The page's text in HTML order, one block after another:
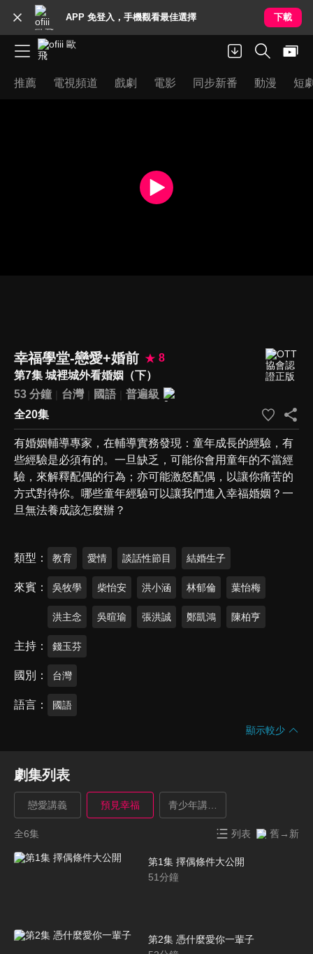
APP 免登入，手機觀看最佳選擇 下載
推薦 電視頻道 戲劇 電影 同步新番 動漫 短
幸福學堂-戀愛+婚前
8
第7集 城裡城外看婚姻（下）
53 分鐘
台灣 國語
普遍級
全20集
有婚姻輔導專家，在輔導實務發現：童年成長的經驗，有
些經驗是必須有的。一旦缺乏，可能你會用童年的不當經
驗，來解釋配偶的行為；亦可能激怒配偶，以讓你痛苦的
方式對待你。哪些童年經驗可以讓我們進入幸福婚姻？一
旦無法養成該怎麼辦？
類型 教育 愛情 談話性節目 結婚生子
來賓 吳牧學 柴怡安 洪小涵 林郁倫 葉怡梅
洪主念 吳暄瑜 張洪誠 鄭凱鴻 陳柏亨
主持 錢玉芬
國別 台灣
語言 國語
顯示較少
劇集列表
戀愛講義 預見幸福 青少年講義_親職篇
全6集 列表 舊→新
第1集 擇偶條件大公開
51分鐘
第2集 憑什麼愛你一輩子